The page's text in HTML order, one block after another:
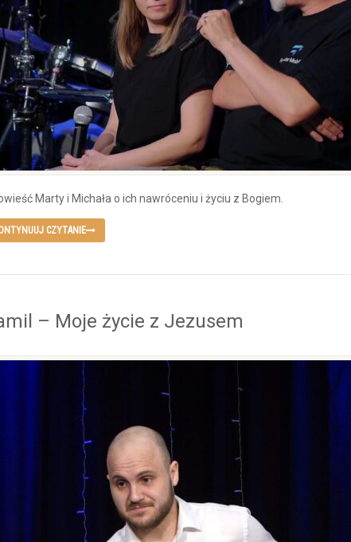
Marty i Michała o ich nawróceniu i życiu z Bogiem.
CZYTANIE
– Moje życie z Jezusem